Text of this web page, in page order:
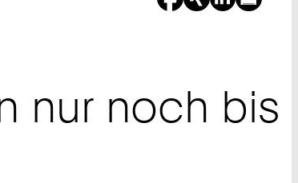
nur noch bis